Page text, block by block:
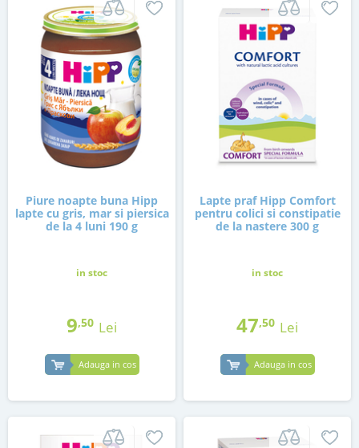
Piure noapte buna Hipp
lapte cu gris, mar si piersica
de la 4 luni 190 g
in stoc
9,50 Lei
Adauga in cos
Lapte praf Hipp Comfort
pentru colici si constipatie
de la nastere 300 g
in stoc
47,50 Lei
Adauga in cos